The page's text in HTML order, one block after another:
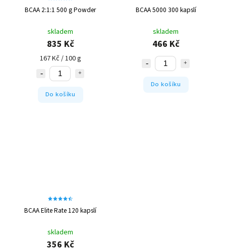
BCAA 2:1:1 500 g Powder
skladem
835 Kč
167 Kč / 100 g
Do košíku
BCAA 5000 300 kapslí
skladem
466 Kč
Do košíku
BCAA Elite Rate 120 kapslí
skladem
356 Kč